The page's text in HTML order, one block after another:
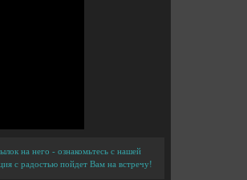
на него - ознакомьтесь с нашей
с радостью пойдет Вам на встречу!